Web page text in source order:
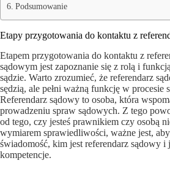
Podsumowanie
Etapy przygotowania do kontaktu z
Etapem przygotowania do kontaktu z
sądowym jest zapoznanie się z rolą i
sądzie. Warto zrozumieć, że referendarz
sędzią, ale pełni ważną funkcję w procesie
Referendarz sądowy to osoba, która
prowadzeniu spraw sądowych. Z tego
od tego, czy jesteś prawnikiem czy osobą
wymiarem sprawiedliwości, ważne jest,
świadomość, kim jest referendarz sądowy i
kompetencje.